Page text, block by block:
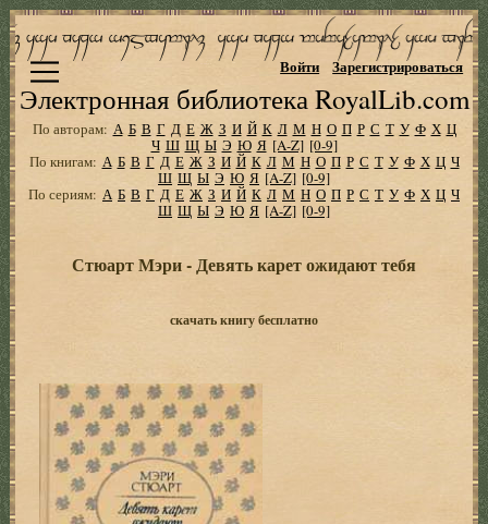
Электронная библиотека RoyalLib.com
Войти Зарегистрироваться
По авторам: А Б В Г Д Е Ж З И Й К Л М Н О П Р С Т У Ф Х Ц
Ч Ш Щ Ы Э Ю Я [A-Z] [0-9]
По книгам: А Б В Г Д Е Ж З И Й К Л М Н О П Р С Т У Ф Х Ц Ч
Ш Щ Ы Э Ю Я [A-Z] [0-9]
По сериям: А Б В Г Д Е Ж З И Й К Л М Н О П Р С Т У Ф Х Ц Ч
Ш Щ Ы Э Ю Я [A-Z] [0-9]
Стюарт Мэри - Девять карет ожидают тебя
скачать книгу бесплатно